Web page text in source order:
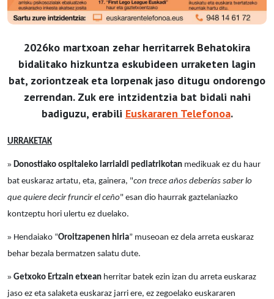
2026ko martxoan zehar herritarrek Behatokira
bidalitako hizkuntza eskubideen urraketen lagin
bat, zoriontzeak eta lorpenak jaso ditugu ondorengo
zerrendan. Zuk ere intzidentzia bat bidali nahi
badiguzu, erabili Euskararen Telefonoa.
URRAKETAK
» Donostiako ospitaleko larrialdi pediatrikotan medikuak ez du haur
bat euskaraz artatu, eta, gainera, "con trece años deberías saber lo
que quiere decir fruncir el ceño" esan dio haurrak gaztelaniazko
kontzeptu hori ulertu ez duelako.
» Hendaiako “Oroitzapenen hiria” museoan ez dela arreta euskaraz
behar bezala bermatzen salatu dute.
» Getxoko Ertzain etxean herritar batek ezin izan du arreta euskaraz
jaso ez eta salaketa euskaraz jarri ere, ez zegoelako euskararen